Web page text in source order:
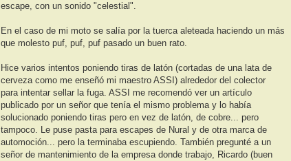
escape, con un sonido "celestial".
En el caso de mi moto se salía por la tuerca aleteada haciendo un más
que molesto puf, puf, puf pasado un buen rato.
Hice varios intentos poniendo tiras de latón (cortadas de una lata de
cerveza como me enseñó mi maestro ASSI) alrededor del colector
para intentar sellar la fuga. ASSI me recomendó ver un artículo
publicado por un señor que tenía el mismo problema y lo había
solucionado poniendo tiras pero en vez de latón, de cobre... pero
tampoco. Le puse pasta para escapes de Nural y de otra marca de
automoción... pero la terminaba escupiendo. También pregunté a un
señor de mantenimiento de la empresa donde trabajo, Ricardo (buen